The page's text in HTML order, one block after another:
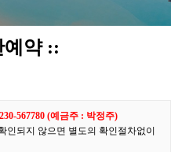
예약 ::
567780 (예금주 : 박정주)
인되지 않으면 별도의 확인절차없이